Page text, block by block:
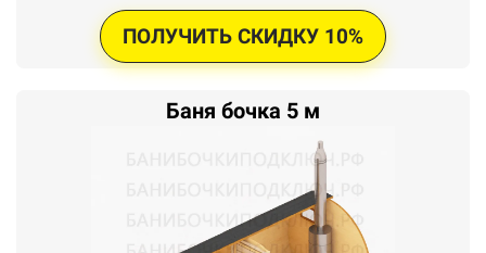
ПОЛУЧИТЬ СКИДКУ 10%
Баня бочка 5 м